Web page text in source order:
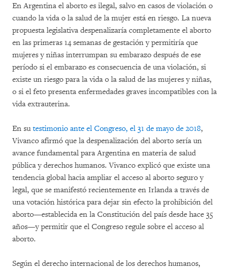
En Argentina el aborto es ilegal, salvo en casos de violación o
cuando la vida o la salud de la mujer está en riesgo. La nueva
propuesta legislativa despenalizaría completamente el aborto
en las primeras 14 semanas de gestación y permitiría que
mujeres y niñas interrumpan su embarazo después de ese
período si el embarazo es consecuencia de una violación, si
existe un riesgo para la vida o la salud de las mujeres y niñas,
o si el feto presenta enfermedades graves incompatibles con la
vida extrauterina.
En su testimonio ante el Congreso, el 31 de mayo de 2018,
Vivanco afirmó que la despenalización del aborto sería un
avance fundamental para Argentina en materia de salud
pública y derechos humanos. Vivanco explicó que existe una
tendencia global hacia ampliar el acceso al aborto seguro y
legal, que se manifestó recientemente en Irlanda a través de
una votación histórica para dejar sin efecto la prohibición del
aborto—establecida en la Constitución del país desde hace 35
años—y permitir que el Congreso regule sobre el acceso al
aborto.
Según el derecho internacional de los derechos humanos,